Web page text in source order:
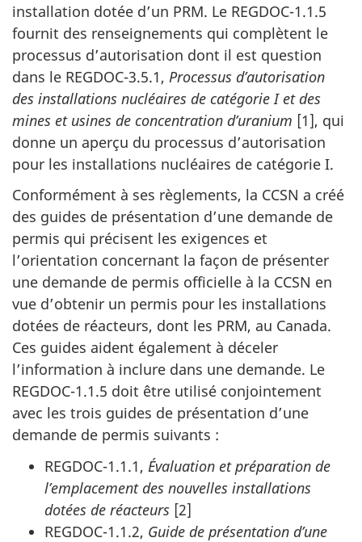
installation dotée d’un PRM. Le REGDOC-1.1.5
fournit des renseignements qui complètent le
processus d’autorisation dont il est question
dans le REGDOC-3.5.1, Processus d’autorisation
des installations nucléaires de catégorie I et des
mines et usines de concentration d’uranium [1], qui
donne un aperçu du processus d’autorisation
pour les installations nucléaires de catégorie I.
Conformément à ses règlements, la CCSN a créé
des guides de présentation d’une demande de
permis qui précisent les exigences et
l’orientation concernant la façon de présenter
une demande de permis officielle à la CCSN en
vue d’obtenir un permis pour les installations
dotées de réacteurs, dont les PRM, au Canada.
Ces guides aident également à déceler
l’information à inclure dans une demande. Le
REGDOC-1.1.5 doit être utilisé conjointement
avec les trois guides de présentation d’une
demande de permis suivants :
REGDOC-1.1.1, Évaluation et préparation de
l’emplacement des nouvelles installations
dotées de réacteurs [2]
REGDOC-1.1.2, Guide de présentation d’une